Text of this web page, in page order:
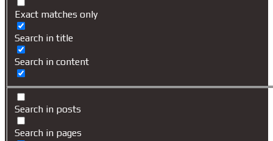
Exact matches only
Search in title
Search in content
Search in posts
Search in pages